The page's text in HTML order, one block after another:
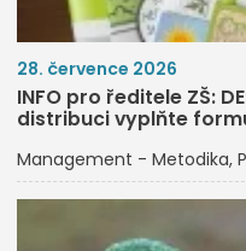
28. července 2026
INFO pro ředitele ZŠ:
distribuci vyplňte
Management - Metodika